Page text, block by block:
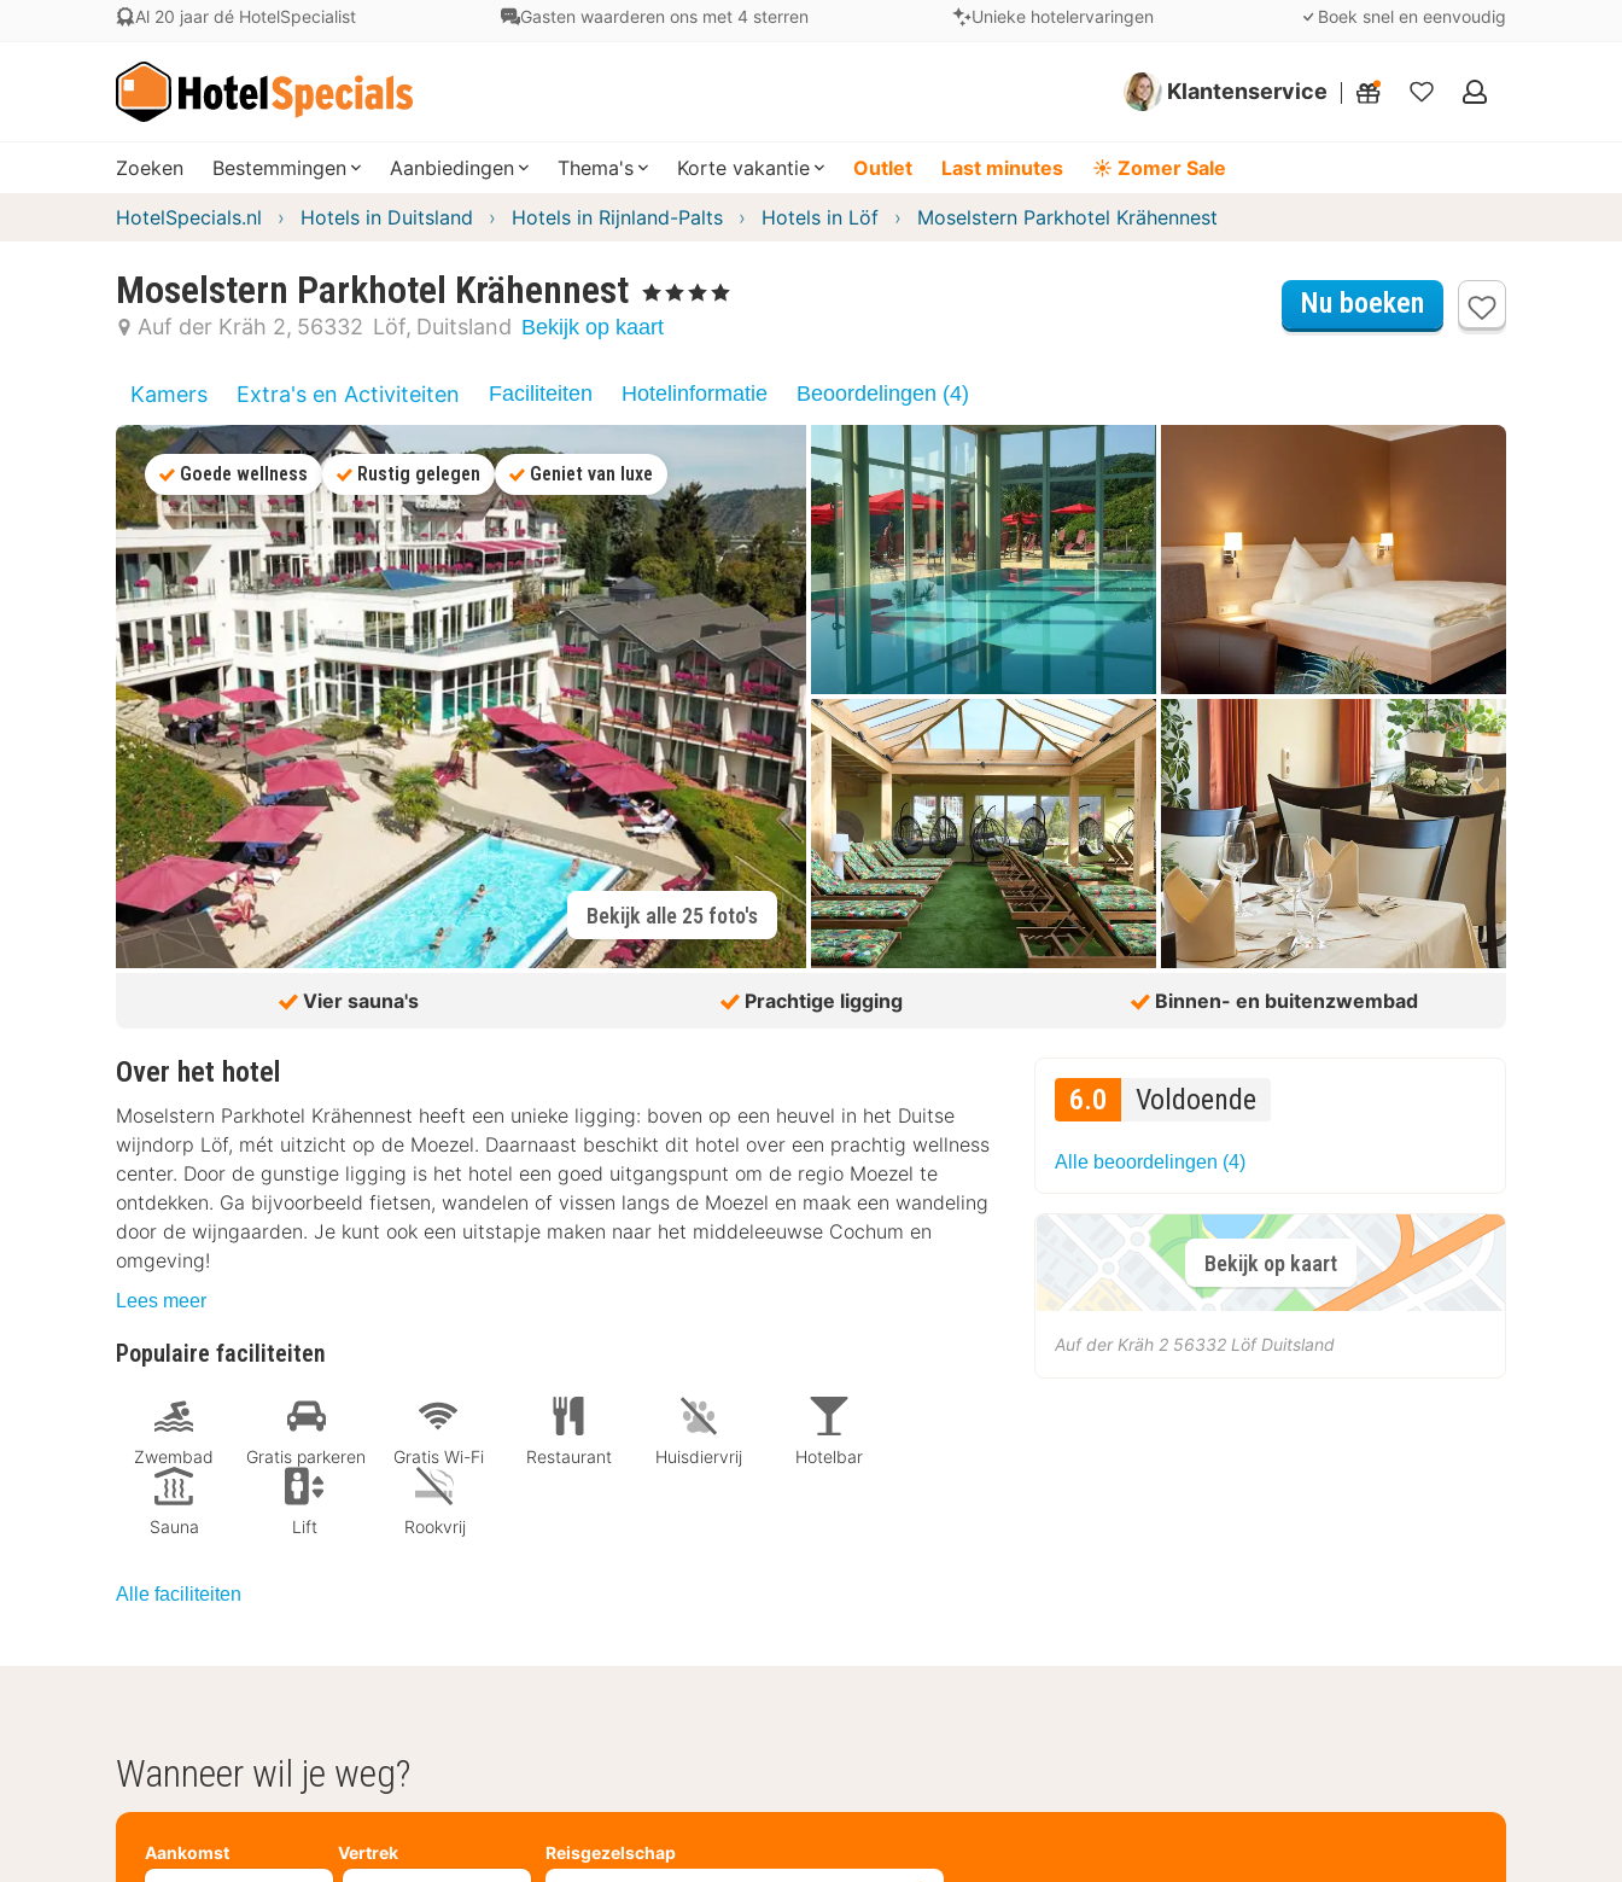
Al 20 jaar dé HotelSpecialist Gasten waarderen ons met 4 sterren Unieke hotelervaringen Boek snel en eenvoudig
Klantenservice
Mijn
Zoeken Bestemmingen Aanbiedingen Thema's Korte vakantie Outlet Last minutes ☀️ Zomer Sale
HotelSpecials.nl Hotels in Duitsland Hotels in Rijnland-Palts Hotels in Löf Moselstern Parkhotel Krähennest
Moselstern Parkhotel Krähennest , 4 Sterren
Auf der Kräh 2 56332 Löf Duitsland Bekijk op kaart
Nu boeken
Kamers Extra's en Activiteiten Faciliteiten Hotelinformatie Beoordelingen (4)
Bekijk alle 25 foto's
Goede wellness Rustig gelegen Geniet van luxe
Vier sauna's Prachtige ligging Binnen- en buitenzwembad
Over het hotel
Moselstern Parkhotel Krähennest heeft een unieke ligging: boven op een heuvel in het Duitse
wijndorp Lӧf, mét uitzicht op de Moezel. Daarnaast beschikt dit hotel over een prachtig wellness
center. Door de gunstige ligging is het hotel een goed uitgangspunt om de regio Moezel te
ontdekken. Ga bijvoorbeeld fietsen, wandelen of vissen langs de Moezel en maak een wandeling
door de wijngaarden. Je kunt ook een uitstapje maken naar het middeleeuwse Cochum en
omgeving!
Lees meer
Populaire faciliteiten
Zwembad Gratis parkeren Gratis Wi-Fi Restaurant Huisdiervrij Hotelbar
Sauna Lift Rookvrij
Alle faciliteiten
6.0 Voldoende
Alle beoordelingen (4)
Bekijk op kaart
Auf der Kräh 2 56332 Löf Duitsland
Wanneer wil je weg?
Aankomst Vertrek Reisgezelschap